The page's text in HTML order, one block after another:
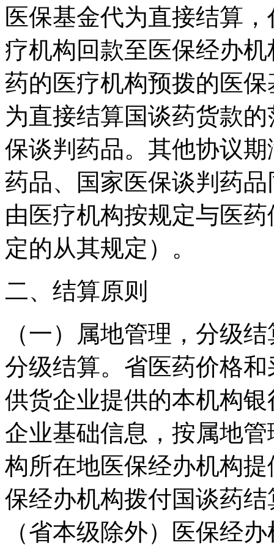
医保基金代为直接结算
疗机构回款至医保经办
药的医疗机构预拨的医
为直接结算国谈药货款
保谈判药品。其他协议
药品、国家医保谈判药
由医疗机构按规定与医
定的从其规定）。
二、结算原则
（一）属地管理，分级
分级结算。省医药价格
供货企业提供的本机构
企业基础信息，按属地
构所在地医保经办机构
保经办机构拨付国谈药
（省本级除外）医保经